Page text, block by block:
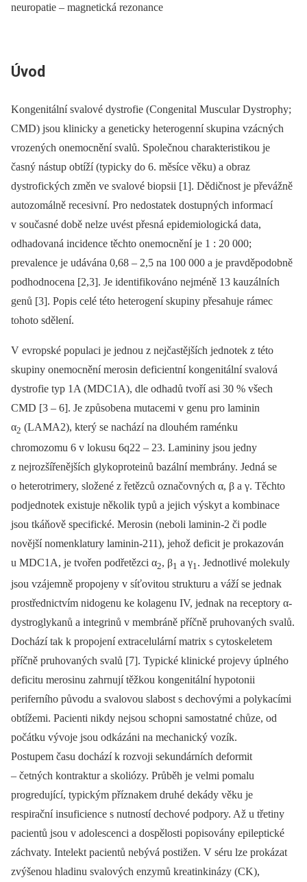
neuropatie –⁠ magnetická rezonance
Úvod
Kongenitální svalové dystrofie (Congenital Muscular Dystrophy;
CMD) jsou klinicky a geneticky heterogenní skupina vzácných
vrozených onemocnění svalů. Společnou charakteristikou je
časný nástup obtíží (typicky do 6. měsíce věku) a obraz
dystrofických změn ve svalové biopsii [1]. Dědičnost je převážně
autozomálně recesivní. Pro nedostatek dostupných informací
v současné době nelze uvést přesná epidemiologická data,
odhadovaná incidence těchto onemocnění je 1 : 20 000;
prevalence je udávána 0,68 –⁠ 2,5 na 100 000 a je pravděpodobně
podhodnocena [2,3]. Je identifikováno nejméně 13 kauzálních
genů [3]. Popis celé této heterogení skupiny přesahuje rámec
tohoto sdělení.
V evropské populaci je jednou z nejčastějších jednotek z této
skupiny onemocnění merosin deficientní kongenitální svalová
dystrofie typ 1A (MDC1A), dle odhadů tvoří asi 30 % všech
CMD [3 –⁠ 6]. Je způsobena mutacemi v genu pro laminin
α2 (LAMA2), který se nachází na dlouhém raménku
chromozomu 6 v lokusu 6q22 –⁠ 23. Lamininy jsou jedny
z nejrozšířenějších glykoproteinů bazální membrány. Jedná se
o heterotrimery, složené z řetězců označovných α, β a γ. Těchto
podjednotek existuje několik typů a jejich výskyt a kombinace
jsou tkáňově specifické. Merosin (neboli laminin-2 či podle
novější nomenklatury laminin-211), jehož deficit je prokazován
u MDC1A, je tvořen podřetězci α2, β1 a γ1. Jednotlivé molekuly
jsou vzájemně propojeny v síťovitou strukturu a váží se jednak
prostřednictvím nidogenu ke kolagenu IV, jednak na receptory α-
dystroglykanů a integrinů v membráně příčně pruhovaných svalů.
Dochází tak k propojení extracelulární matrix s cytoskeletem
příčně pruhovaných svalů [7]. Typické klinické projevy úplného
deficitu merosinu zahrnují těžkou kongenitální hypotonii
periferního původu a svalovou slabost s dechovými a polykacími
obtížemi. Pacienti nikdy nejsou schopni samostatné chůze, od
počátku vývoje jsou odkázáni na mechanický vozík.
Postupem času dochází k rozvoji sekundárních deformit
–⁠ četných kontraktur a skoliózy. Průběh je velmi pomalu
progredující, typickým příznakem druhé dekády věku je
respirační insuficience s nutností dechové podpory. Až u třetiny
pacientů jsou v adolescenci a dospělosti popisovány epileptické
záchvaty. Intelekt pacientů nebývá postižen. V séru lze prokázat
zvýšenou hladinu svalových enzymů kreatinkinázy (CK),